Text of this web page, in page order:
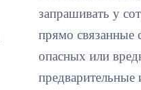
запрашивать у
прямо связанные
опасных или